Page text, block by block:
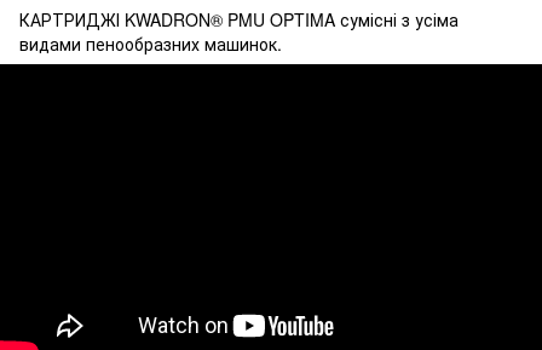
КАРТРИДЖІ KWADRON® PMU OPTIMA сумісні з усіма
видами пенообразних машинок.